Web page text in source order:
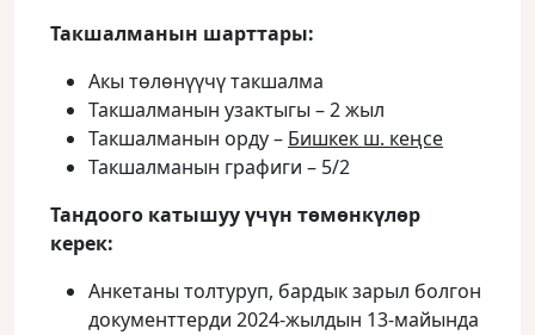
Такшалманын шарттары:
Акы төлөнүүчү такшалма
Такшалманын узактыгы – 2 жыл
Такшалманын орду – Бишкек ш. кеңсе
Такшалманын графиги – 5/2
Тандоого катышуу үчүн төмөнкүлөр
керек:
Анкетаны толтуруп, бардык зарыл болгон
документтерди 2024-жылдын 13-майында